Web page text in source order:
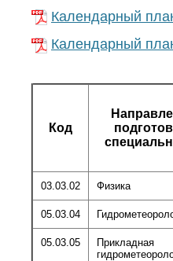
Календарный
Календарный
Код
03.03.02 Физика
05.03.04
05.03.05
Прикладная